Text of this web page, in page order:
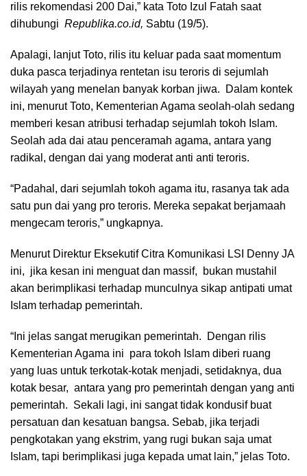
rilis rekomendasi 200 Dai,” kata Toto Izul Fatah saat
dihubungi Republika.co.id, Sabtu (19/5).
Apalagi, lanjut Toto, rilis itu keluar pada saat momentum
duka pasca terjadinya rentetan isu teroris di sejumlah
wilayah yang menelan banyak korban jiwa. Dalam kontek
ini, menurut Toto, Kementerian Agama seolah-olah sedang
memberi kesan atribusi terhadap sejumlah tokoh Islam.
Seolah ada dai atau penceramah agama, antara yang
radikal, dengan dai yang moderat anti anti teroris.
“Padahal, dari sejumlah tokoh agama itu, rasanya tak ada
satu pun dai yang pro teroris. Mereka sepakat berjamaah
mengecam teroris,” ungkapnya.
Menurut Direktur Eksekutif Citra Komunikasi LSI Denny JA
ini, jika kesan ini menguat dan massif, bukan mustahil
akan berimplikasi terhadap munculnya sikap antipati umat
Islam terhadap pemerintah.
“Ini jelas sangat merugikan pemerintah. Dengan rilis
Kementerian Agama ini para tokoh Islam diberi ruang
yang luas untuk terkotak-kotak menjadi, setidaknya, dua
kotak besar, antara yang pro pemerintah dengan yang anti
pemerintah. Sekali lagi, ini sangat tidak kondusif buat
persatuan dan kesatuan bangsa. Sebab, jika terjadi
pengkotakan yang ekstrim, yang rugi bukan saja umat
Islam, tapi berimplikasi juga kepada umat lain,” jelas Toto.